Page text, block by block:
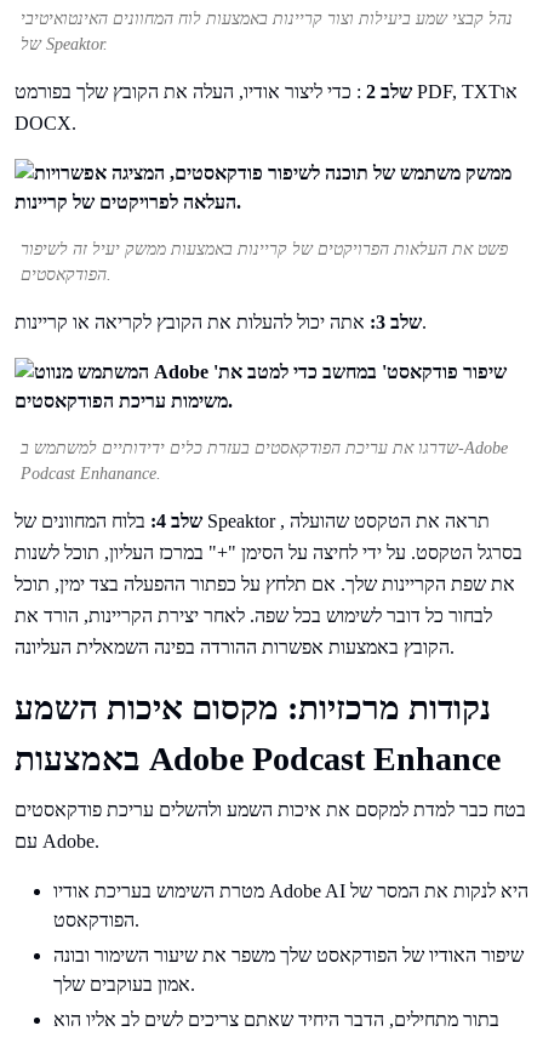
נהל קבצי שמע ביעילות וצור קריינות באמצעות לוח המחוונים האינטואיטיבי
של Speaktor.
שלב 2
: כדי ליצור אודיו, העלה את הקובץ שלך בפורמט PDF, TXTאו
DOCX.
פשט את העלאות הפרויקטים של קריינות באמצעות ממשק יעיל זה לשיפור
הפודקאסטים.
שלב 3:אתה יכול להעלות את הקובץ לקריאה או קריינות.
שדרגו את עריכת הפודקאסטים בעזרת כלים ידידותיים למשתמש ב-Adobe
Podcast Enhanance.
שלב 4:
בלוח המחוונים של Speaktor , תראה את הטקסט שהועלה
בסרגל הטקסט. על ידי לחיצה על הסימן "+" במרכז העליון, תוכל לשנות
את שפת הקריינות שלך. אם תלחץ על כפתור ההפעלה בצד ימין, תוכל
לבחור כל דובר לשימוש בכל שפה. לאחר יצירת הקריינות, הורד את
הקובץ באמצעות אפשרות ההורדה בפינה השמאלית העליונה.
נקודות מרכזיות: מקסום איכות השמע
באמצעות Adobe Podcast Enhance
בטח כבר למדת למקסם את איכות השמע ולהשלים עריכת פודקאסטים
עם Adobe.
מטרת השימוש בעריכת אודיו Adobe AI היא לנקות את המסר של
הפודקאסט.
שיפור האודיו של הפודקאסט שלך משפר את שיעור השימור ובונה
אמון בעוקבים שלך.
בתור מתחילים, הדבר היחיד שאתם צריכים לשים לב אליו הוא